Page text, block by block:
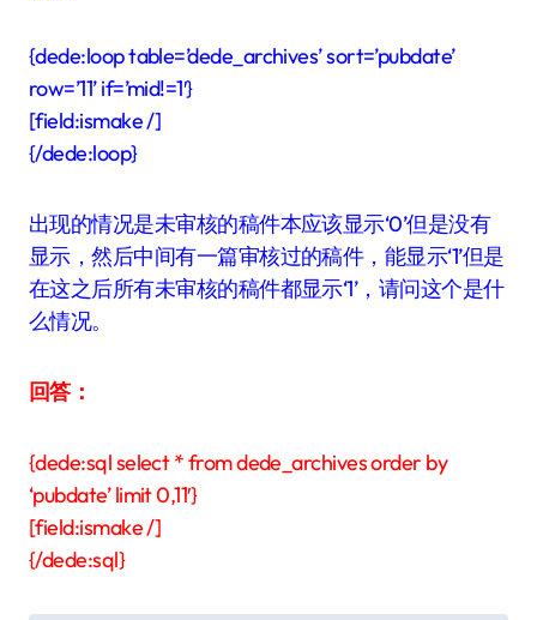
{dede:loop table=’dede_archives’ sort=’pubdate’
row=’11’ if=’mid!=1′}
[field:ismake /]
{/dede:loop}
出现的情况是未审核的稿件本应该显示‘0’但是没有
显示，然后中间有一篇审核过的稿件，能显示‘1’但是
在这之后所有未审核的稿件都显示‘1’，请问这个是什
么情况。
回答：
{dede:sql select * from dede_archives order by
‘pubdate’ limit 0,11′}
[field:ismake /]
{/dede:sql}